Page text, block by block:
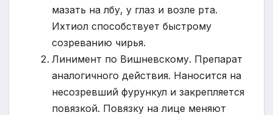
мазать на лбу, у глаз и возле рта.
Ихтиол способствует быстрому
созреванию чирья.
Линимент по Вишневскому. Препарат
аналогичного действия. Наносится на
несозревший фурункул и закрепляется
повязкой. Повязку на лице меняют